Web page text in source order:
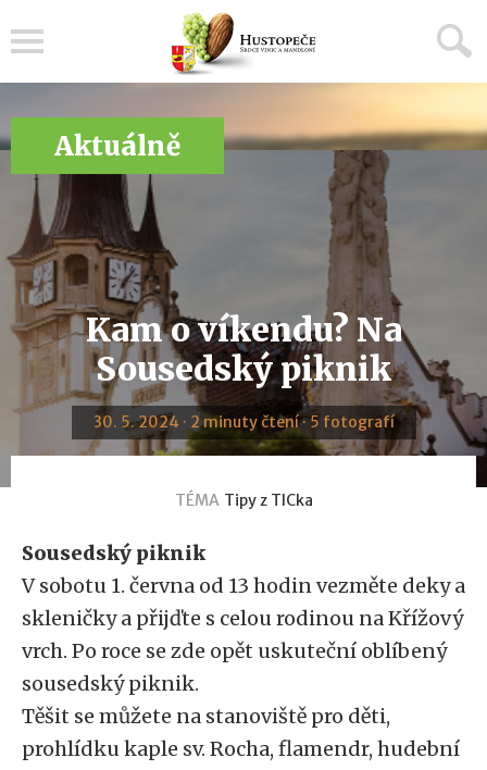
Aktuálně
Kam o víkendu? Na
Sousedský piknik
30. 5. 2024 · 2 minuty čtení · 5 fotografí
TÉMA Tipy z TICka
Sousedský piknik
V sobotu 1. června od 13 hodin vezměte deky a
skleničky a přijďte s celou rodinou na Křížový
vrch. Po roce se zde opět uskuteční oblíbený
sousedský piknik.
Těšit se můžete na stanoviště pro děti,
prohlídku kaple sv. Rocha, flamendr, hudební